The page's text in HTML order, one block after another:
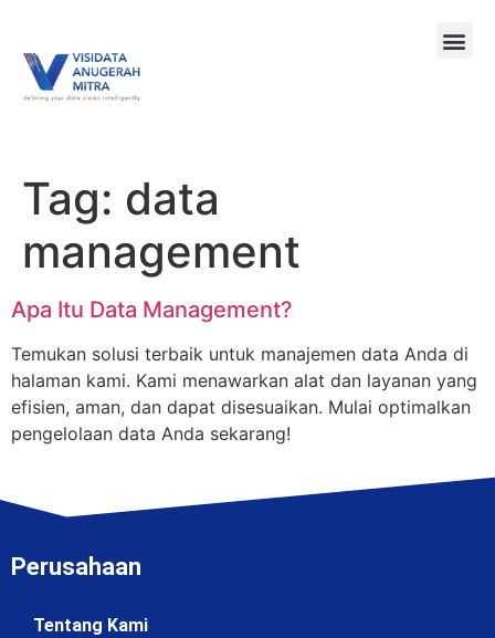
Tag: data
management
Apa Itu Data Management?
Temukan solusi terbaik untuk manajemen data Anda di
halaman kami. Kami menawarkan alat dan layanan yang
efisien, aman, dan dapat disesuaikan. Mulai optimalkan
pengelolaan data Anda sekarang!
Perusahaan
Tentang Kami